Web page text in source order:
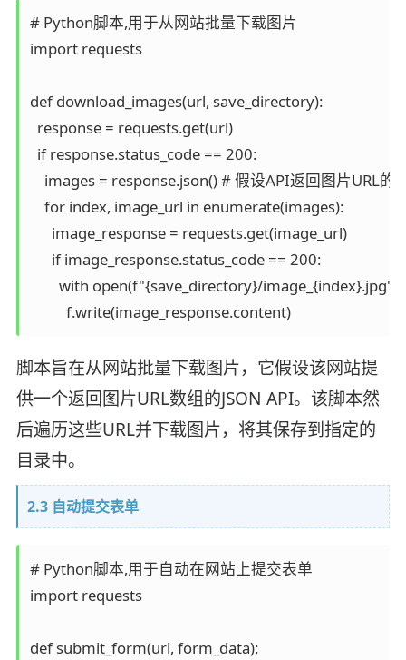
# Python脚本,用于从网站批量下载图片
import requests
def download_images(url, save_directory):
  response = requests.get(url)
  if response.status_code == 200:
images = response.json() # 假设API返回图片URL
    for index, image_url in enumerate(images):
      image_response = requests.get(image_url)
      if image_response.status_code == 200:
with open(f"{save_directory}/image_{index}.jpg",
          f.write(image_response.content)
脚本旨在从网站批量下载图片，它假设该网站提
供一个返回图片URL数组的JSON API。该脚本然
后遍历这些URL并下载图片，将其保存到指定的
目录中。
2.3 自动提交表单
# Python脚本,用于自动在网站上提交表单
import requests
def submit_form(url, form_data):